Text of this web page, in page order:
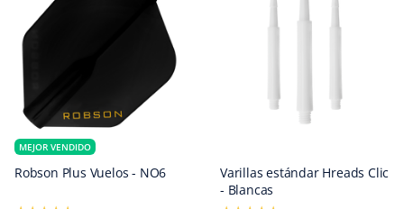
MEJOR VENDIDO
Robson Plus Vuelos - NO6
Varillas estándar Hreads Clic
- Blancas